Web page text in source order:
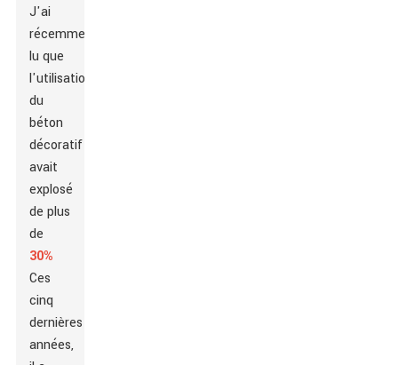
J'ai
récemment
lu que
l'utilisation
du
béton
décoratif
avait
explosé
de plus
de
30%
Ces
cinq
dernières
années,